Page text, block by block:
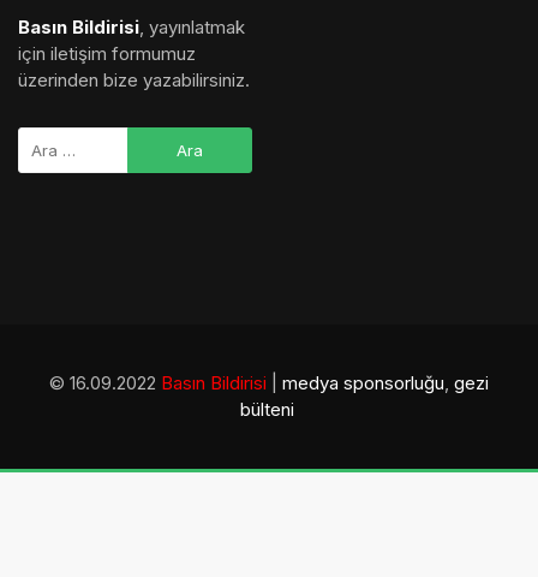
Basın Bildirisi, yayınlatmak
için iletişim formumuz
üzerinden bize yazabilirsiniz.
© 16.09.2022 Basın Bildirisi medya sponsorluğu, gezi
bülteni